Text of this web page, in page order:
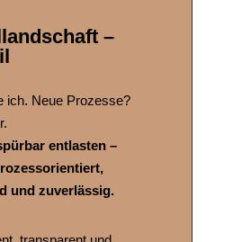
–
ich. Neue Prozesse?
entlasten –
und zuverlässig.